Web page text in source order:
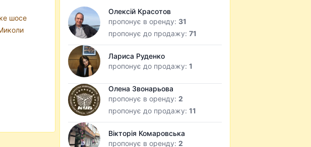
хоча
та
Так,
яка
шосе
Олексій Красотов
пропонує в оренду: 31
пропонує до продажу:71
Лариса Руденко
пропонує до продажу:1
Олена Звонарьова
пропонує в оренду:2
пропонує до продажу:11
Вікторія Комаровська
пропонує в оренду:2